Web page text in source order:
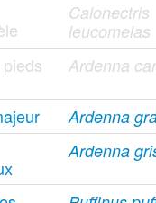
Calonectris
leucomelas
Ardenna
Ardenna
Ardenna